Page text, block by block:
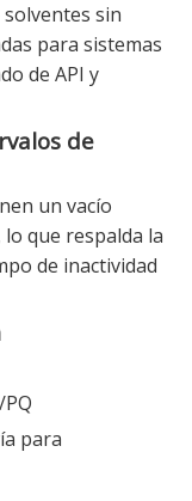
sin
para sistemas
de API y
de
un vacío
que respalda la
de inactividad
para